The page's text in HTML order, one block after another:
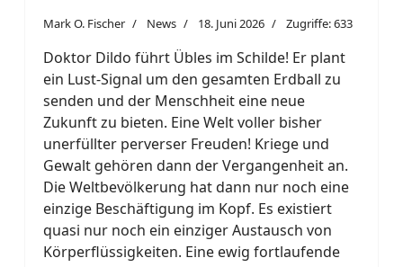
Mark O. Fischer News 18. Juni 2026 Zugriffe: 633
Doktor Dildo führt Übles im Schilde! Er plant
ein Lust-Signal um den gesamten Erdball zu
senden und der Menschheit eine neue
Zukunft zu bieten. Eine Welt voller bisher
unerfüllter perverser Freuden! Kriege und
Gewalt gehören dann der Vergangenheit an.
Die Weltbevölkerung hat dann nur noch eine
einzige Beschäftigung im Kopf. Es existiert
quasi nur noch ein einziger Austausch von
Körperflüssigkeiten. Eine ewig fortlaufende